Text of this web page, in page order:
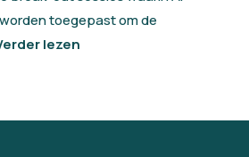
toegepast om de
lezen